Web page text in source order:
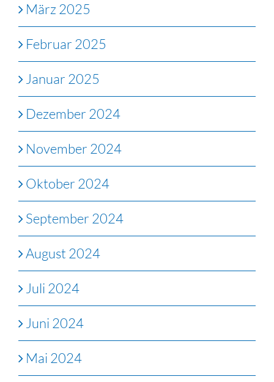
März 2025
Februar 2025
Januar 2025
Dezember 2024
November 2024
Oktober 2024
September 2024
August 2024
Juli 2024
Juni 2024
Mai 2024